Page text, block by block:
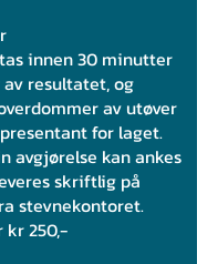
innen 30 minutter
resultatet, og
av utøver
for laget.
avgjørelse kan ankes
skriftlig på
stevnekontoret.
kr 250,-